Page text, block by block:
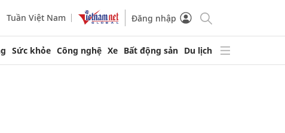
Tuần Việt Nam Đăng nhập
Sức khỏe Công nghệ Xe Bất động sản Du lịch